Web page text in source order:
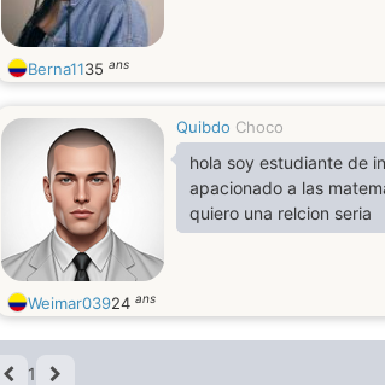
Berna1135 ans
Quibdo Choco
hola soy estudiante de
apacionado a las
quiero una relcion seria
Weimar03924 ans
1